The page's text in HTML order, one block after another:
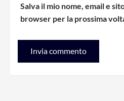
Salva il mio nome, email e
browser per la prossima